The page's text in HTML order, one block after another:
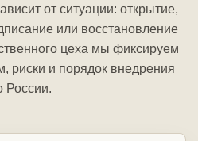
от ситуации: открытие,
или восстановление
цеха мы фиксируем
риски и порядок внедрения
России.